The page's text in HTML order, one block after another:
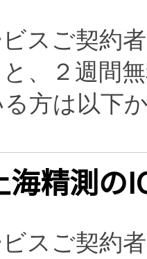
スご契約
、２週間
方は以下
精測の
スご契約